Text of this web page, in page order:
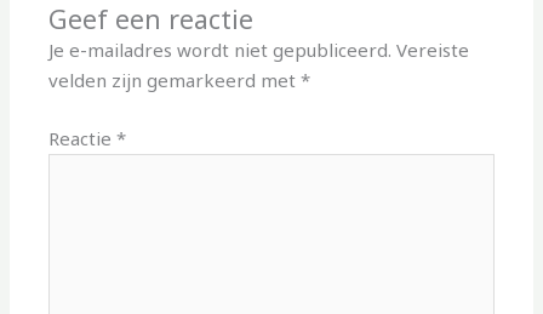
Geef een reactie
Je e-mailadres wordt niet gepubliceerd. Vereiste
velden zijn gemarkeerd met*
Reactie*